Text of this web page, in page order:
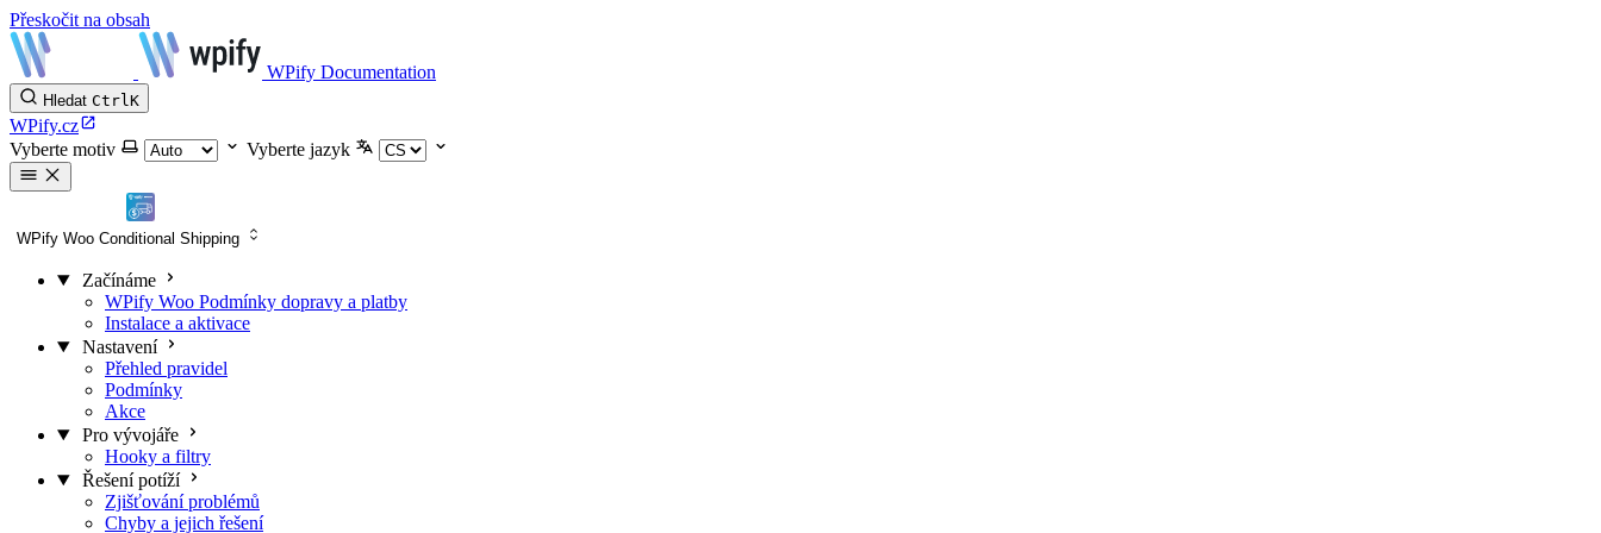
Přeskočit na obsah
WPify Documentation
Hledat CtrlK
WPify.cz
Vyberte motiv
Vyberte jazyk
WPify Woo Conditional Shipping
Začínáme
WPify Woo Podmínky dopravy a platby
Instalace a aktivace
Nastavení
Přehled pravidel
Podmínky
Akce
Pro vývojáře
Hooky a filtry
Řešení potíží
Zjišťování problémů
Chyby a jejich řešení